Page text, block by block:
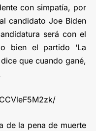
con simpatía, por
candidato Joe Biden
será con el
o bien el partido ‘La
que cuando gané,
de la pena de muerte